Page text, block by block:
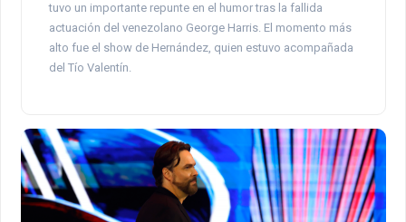
tuvo un importante repunte en el humor tras la fallida
actuación del venezolano George Harris. El momento más
alto fue el show de Hernández, quien estuvo acompañada
del Tío Valentín.